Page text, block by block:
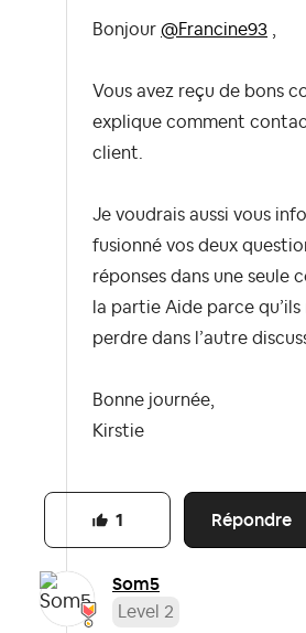
Bonjour @Francine93
Vous avez reçu de bons
explique comment
client.
Je voudrais aussi vous
fusionné vos deux
réponses dans une seule
la partie Aide parce
perdre dans l’autre
Bonne journée,
Kirstie
Répondre
1
Som5
Level 2